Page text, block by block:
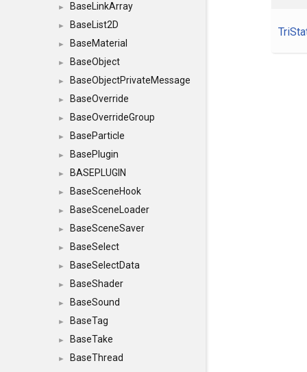
► BaseLinkArray
► BaseList2D
► BaseMaterial
► BaseObject
► BaseObjectPrivateMessage
► BaseOverride
► BaseOverrideGroup
► BaseParticle
► BasePlugin
► BASEPLUGIN
► BaseSceneHook
► BaseSceneLoader
► BaseSceneSaver
► BaseSelect
► BaseSelectData
► BaseShader
► BaseSound
► BaseTag
► BaseTake
►
BaseThread